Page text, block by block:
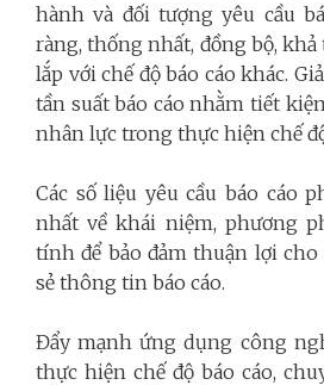
hành và đối tượng yêu cầu
ràng, thống nhất, đồng bộ,
lắp với chế độ báo cáo khác.
tần suất báo cáo nhằm tiết
nhân lực trong thực hiện chế
Các số liệu yêu cầu báo cáo
nhất về khái niệm, phương
tính để bảo đảm thuận lợi cho
sẻ thông tin báo cáo.
Đẩy mạnh ứng dụng công
thực hiện chế độ báo cáo,